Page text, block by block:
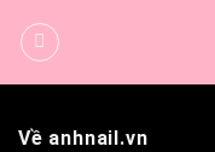
qua
Về anhnail.vn